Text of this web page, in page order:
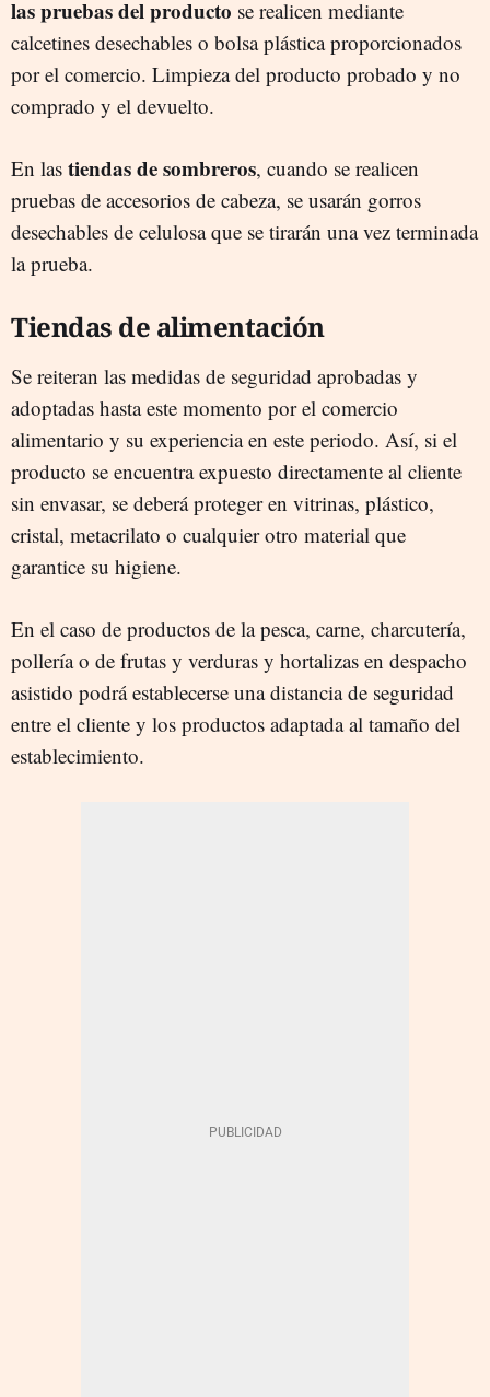
las pruebas del producto se realicen mediante
calcetines desechables o bolsa plástica proporcionados
por el comercio. Limpieza del producto probado y no
comprado y el devuelto.
En las tiendas de sombreros, cuando se realicen
pruebas de accesorios de cabeza, se usarán gorros
desechables de celulosa que se tirarán una vez terminada
la prueba.
Tiendas de alimentación
Se reiteran las medidas de seguridad aprobadas y
adoptadas hasta este momento por el comercio
alimentario y su experiencia en este periodo. Así, si el
producto se encuentra expuesto directamente al cliente
sin envasar, se deberá proteger en vitrinas, plástico,
cristal, metacrilato o cualquier otro material que
garantice su higiene.
En el caso de productos de la pesca, carne, charcutería,
pollería o de frutas y verduras y hortalizas en despacho
asistido podrá establecerse una distancia de seguridad
entre el cliente y los productos adaptada al tamaño del
establecimiento.